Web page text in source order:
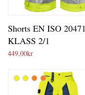
Shorts EN ISO 20471
KLASS 2/1
449,00kr